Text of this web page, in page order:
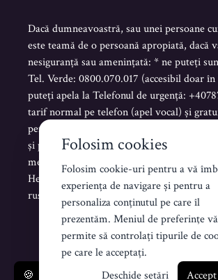
Dacă dumneavoastră, sau unei persoane
este teamă de o persoană apropiată, dacă
nesiguranță sau amenințată: * ne puteți
Tel. Verde: 0800.070.017 (accesibil doar
puteți apela la Telefonul de urgență:
tarif normal pe telefon (apel vocal) și
pentru mesaje scrise sau vocale pe
și pentru mesaje scrise de tip SMS. *
mesaj scris pe platforma
Helpline este accesibilă NON STOP în
rusă, ucraineană și engleză.
Creat de Koddezign
🍪
Folosim cookies
Folosim cookie-uri pentru a vă
experiența de navigare și pentru a
personaliza conținutul pe care îl
prezentăm. Meniul de preferinţe vă
permite să controlați tipurile de
pe care le acceptați.
Deschide setări